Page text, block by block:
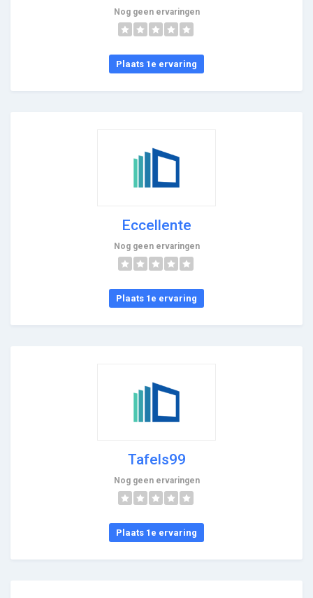
Nog geen ervaringen
Plaats 1e ervaring
Eccellente
Nog geen ervaringen
Plaats 1e ervaring
Tafels99
Nog geen ervaringen
Plaats 1e ervaring